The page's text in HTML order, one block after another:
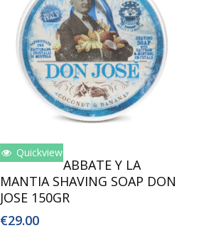
Lees Verder
Quickview
ABBATE Y LA
MANTIA SHAVING SOAP DON
JOSE 150GR
€29.00